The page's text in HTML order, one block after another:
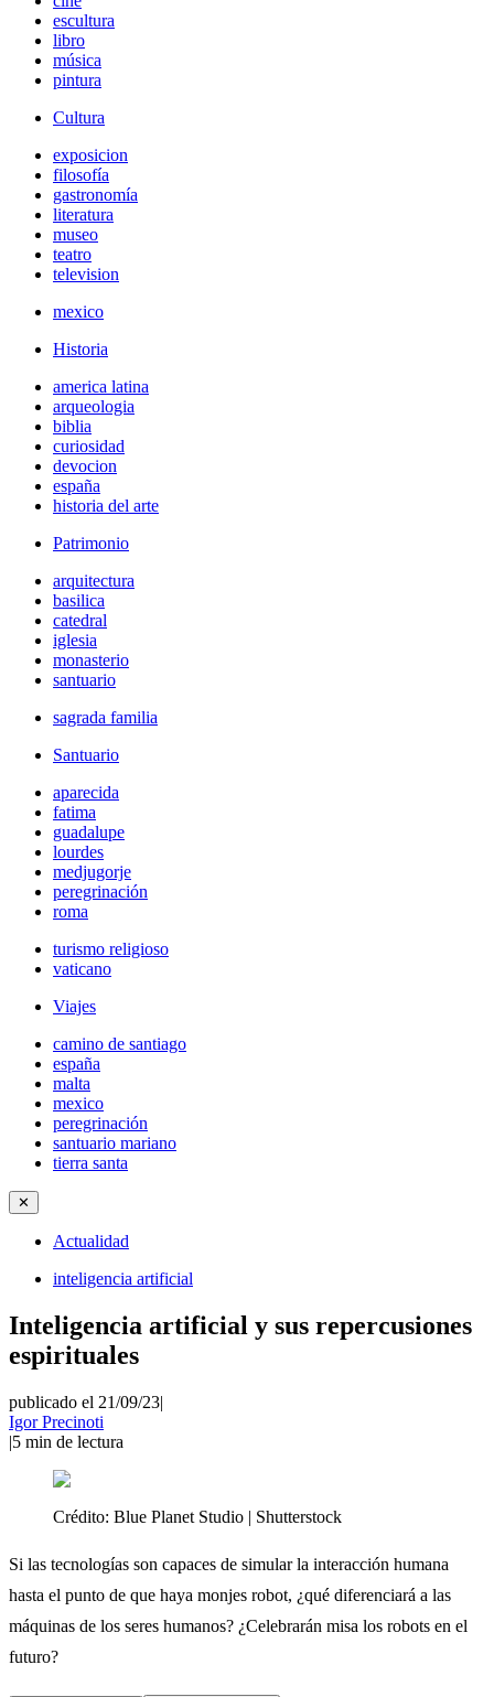
escultura
libro
música
pintura
Cultura
exposicion
filosofía
gastronomía
literatura
museo
teatro
television
mexico
Historia
america latina
arqueologia
biblia
curiosidad
devocion
españa
historia del arte
Patrimonio
arquitectura
basilica
catedral
iglesia
monasterio
santuario
sagrada familia
Santuario
aparecida
fatima
guadalupe
lourdes
medjugorje
peregrinación
roma
turismo religioso
vaticano
Viajes
camino de santiago
españa
malta
mexico
peregrinación
santuario mariano
tierra santa
✕
Actualidad
inteligencia artificial
Inteligencia artificial y sus repercusiones
espirituales
publicado el 21/09/23|
Igor Precinoti
|5 min de lectura
Crédito: Blue Planet Studio | Shutterstock
Si las tecnologías son capaces de simular la interacción humana
hasta el punto de que haya monjes robot, ¿qué diferenciará a las
máquinas de los seres humanos? ¿Celebrarán misa los robots en el
futuro?